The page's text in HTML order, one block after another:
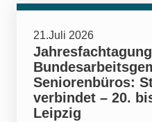
21.Juli 2026
Seniorenbüros:
verbindet – 20.
Leipzig